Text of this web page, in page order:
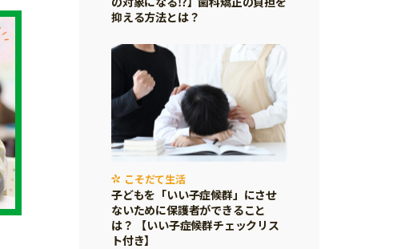
抑える方法とは？
こそだて生活
子どもを「いい子症候群」にさせ
ないために保護者ができること
は？ 【いい子症候群チェックリス
ト付き】